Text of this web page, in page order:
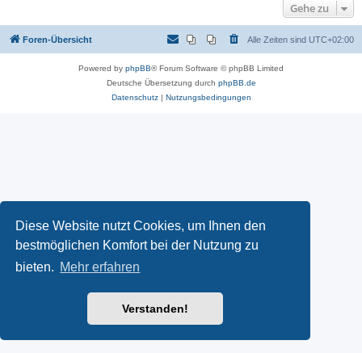
Diese Website nutzt Cookies, um Ihnen den
bestmöglichen Komfort bei der Nutzung zu
bieten. Mehr erfahren
Verstanden!
Gehe zu
Foren-Übersicht Alle Zeiten sind UTC+02:00
Powered by phpBB® Forum Software © phpBB Limited
Deutsche Übersetzung durch phpBB.de
Datenschutz| Nutzungsbedingungen